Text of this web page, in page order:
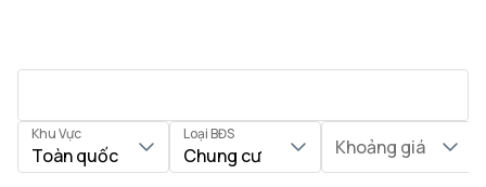
Khu Vực
Toàn quốc
Loại BĐS
Chung cư Khoảng giá